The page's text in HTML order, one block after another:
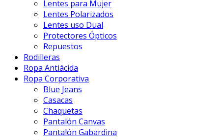
Lentes para Mujer
Lentes Polarizados
Lentes uso Dual
Protectores Ópticos
Repuestos
Rodilleras
Ropa Antiácida
Ropa Corporativa
Blue Jeans
Casacas
Chaquetas
Pantalón Canvas
Pantalón Gabardina